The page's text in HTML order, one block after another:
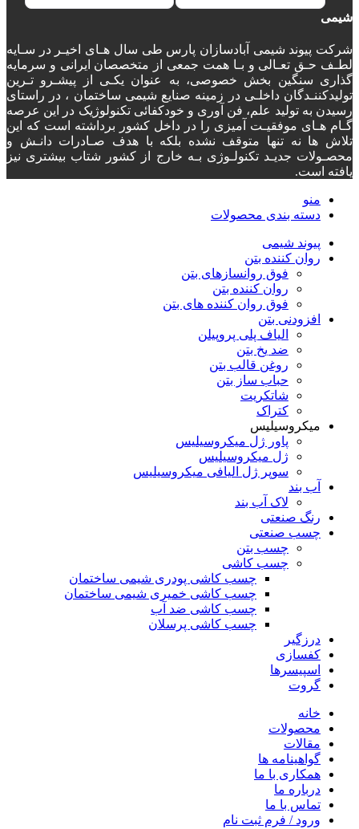
شیمی
شرکت پیوند شیمی آبادسازان پارس طی سال هـای اخیـر در سـایه
لطـف حـق تعـالی و بـا همت جمعی از متخصصان ایرانی و سرمایه
گذاری سنگین بخش خصوصی، به عنوان یکـی از پیشـرو تـرین
تولیدکننـدگان داخلـی در زمینه صنایع شیمی ساختمان ، در راستای
رسیدن به تولید علم، فن آوری و خودکفائی تکنولوژیک در این عرصه
گـام هـای موفقیـت آمیزی را در داخل کشور برداشته است که این
تلاش ها نه تنها متوقف نشده بلکه با هدف صـادرات دانـش و
محصـولات جدیـد تکنولـوژی بـه خارج از کشور شتاب بیشتری نیز
یافته است.
منو
دسته‌ بندی محصولات
پیوند شیمی
روان کننده بتن
فوق روانسازهای بتن
روان کننده بتن
فوق روان کننده های بتن
افزودنی بتن
الیاف پلی پروپیلن
ضد یخ بتن
روغن قالب بتن
حباب ساز بتن
شاتکریت
کتراک
میکروسیلیس
پاور ژل میکروسیلیس
ژل میکروسیلیس
سوپر ژل الیافی میکروسیلیس
آب بند
لاک آب بند
رنگ صنعتی
چسب صنعتی
چسب بتن
چسب کاشی
چسب کاشی پودری شیمی ساختمان
چسب کاشی خمیری شیمی ساختمان
چسب کاشی ضد آب
چسب کاشی پرسلان
درزگیر
کفسازی
اسپیسرها
گروت
خانه
محصولات
مقالات
گواهینامه ها
همکاری با ما
درباره ما
تماس با ما
ورود / فرم ثبت نام